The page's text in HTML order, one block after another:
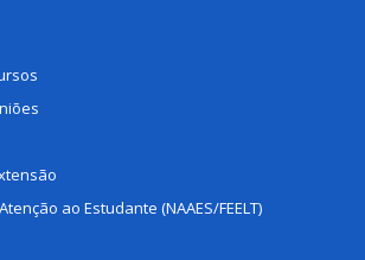
ao Estudante (NAAES/FEELT)